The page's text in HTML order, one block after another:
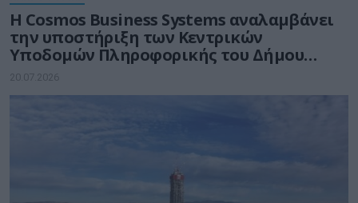
Η Cosmos Business Systems αναλαμβάνει
την υποστήριξη των Κεντρικών
Υποδομών Πληροφορικής του Δήμου
Θεσσαλονίκης
20.07.2026